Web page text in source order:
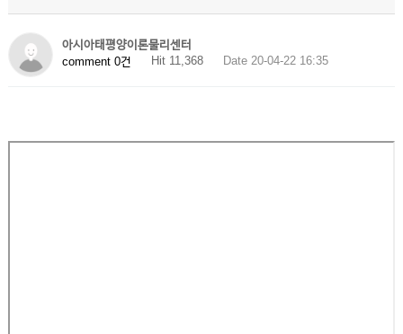
아시아태평양이론물리센터
comment 0건
Hit 11,368 Date 20-04-22 16:35